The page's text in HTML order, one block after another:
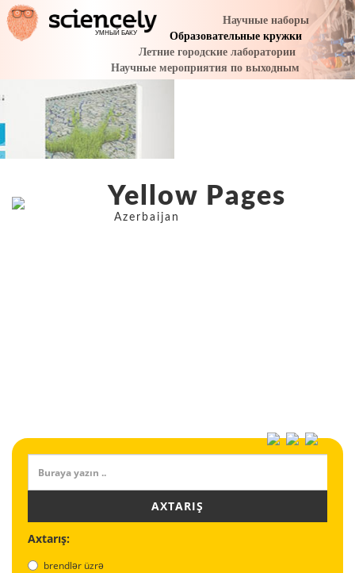
Yellow Pages
Azerbaijan
AXTARIŞ
Axtarış:
brendlər üzrə